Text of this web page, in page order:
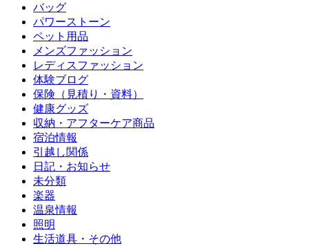
バッグ
パワーストーン
ペット用品
メンズファッション
レディスファッション
体験ブログ
保険（見積り・資料）
健康グッズ
収納・アフターケア商品
宿泊情報
引越し関係
日記・お知らせ
未分類
楽器
温泉情報
照明
生活道具・その他